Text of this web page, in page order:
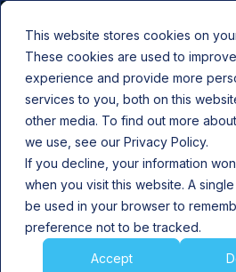
This website stores cookies on
These cookies are used to
experience and provide more
services to you, both on this
other media. To find out more
we use, see our Privacy Policy.
If you decline, your information
when you visit this website. A
be used in your browser to
preference not to be tracked.
Accept
Produkt
Lösungen
Über uns
Karriere